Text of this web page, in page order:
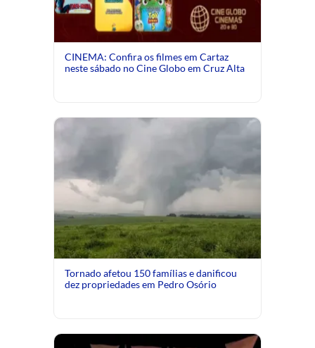
CINEMA: Confira os filmes em Cartaz
neste sábado no Cine Globo em Cruz Alta
Tornado afetou 150 famílias e danificou
dez propriedades em Pedro Osório